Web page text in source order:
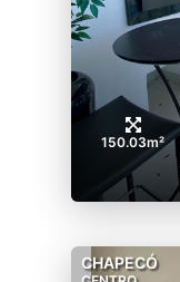
150.03m²
CHAPECÓ